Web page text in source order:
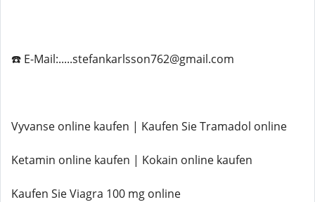
☎️ E-Mail:.....stefankarlsson762@gmail.com
Vyvanse online kaufen | Kaufen Sie Tramadol online
Ketamin online kaufen | Kokain online kaufen
Kaufen Sie Viagra 100 mg online